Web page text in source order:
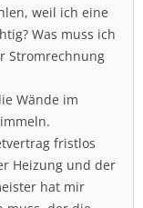
weil ich eine
Was muss ich
Stromrechnung
Wände im
fristlos
Heizung und der
hat mir